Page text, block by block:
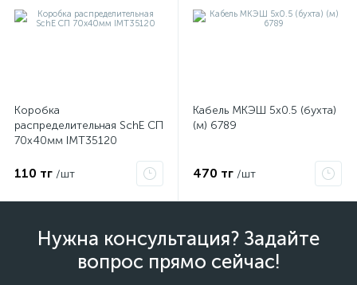
Коробка
распределительная SchE СП
70х40мм IMT35120
110 тг /шт
Кабель МКЭШ 5х0.5 (бухта)
(м) 6789
470 тг /шт
Нужна консультация? Задайте
вопрос прямо сейчас!